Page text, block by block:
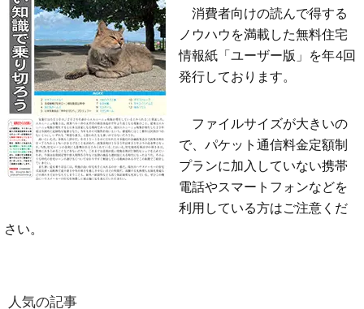
消費者向けの読んで得する
ノウハウを満載した無料住宅
情報紙「ユーザー版」を年4回
発行しております。
ファイルサイズが大きいの
で、パケット通信料金定額制
プランに加入していない携帯
電話やスマートフォンなどを
利用している方はご注意くだ
さい。
人気の記事